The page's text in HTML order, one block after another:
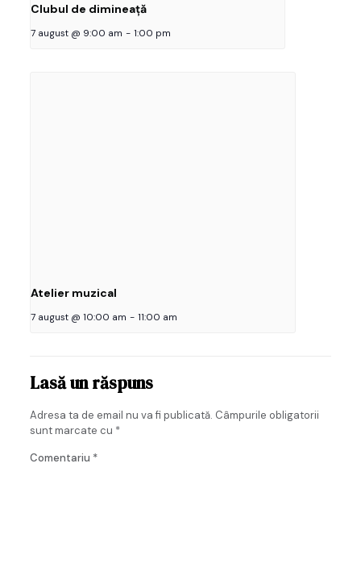
Clubul de dimineață
7 august @ 9:00 am - 1:00 pm
Atelier muzical
7 august @ 10:00 am - 11:00 am
Lasă un răspuns
Adresa ta de email nu va fi publicată. Câmpurile obligatorii
sunt marcate cu *
Comentariu *